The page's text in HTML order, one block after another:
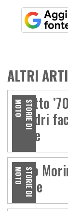
ALTRI
S
T
O
R
I
E
D
I
M
O
T
O
A tutto
cilindri
usare
S
T
O
R
I
E
D
I
M
O
T
O
Moto
affare